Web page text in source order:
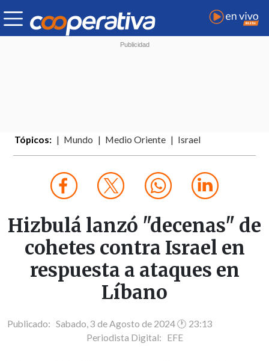
Tópicos: Mundo Medio Oriente Israel
Hizbulá lanzó "decenas" de
cohetes contra Israel en
respuesta a ataques en
Líbano
Publicado: Sabado, 3 de Agosto de 2024 🕐 23:13
Periodista Digital: EFE